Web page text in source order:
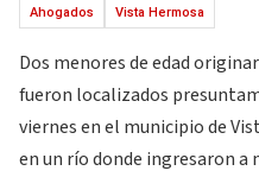
Ahogados Vista Hermosa
Dos menores de edad
fueron localizados
viernes en el municipio de
en un río donde ingresaron a